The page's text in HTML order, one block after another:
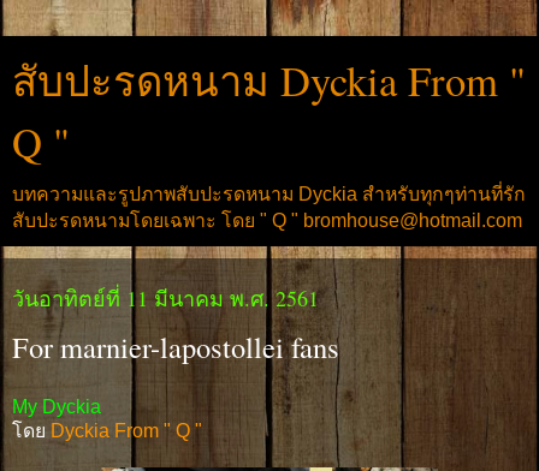
สับปะรดหนาม Dyckia From "
Q "
บทความและรูปภาพสับปะรดหนาม Dyckia สำหรับทุกๆท่านที่รัก
สับปะรดหนามโดยเฉพาะ โดย " Q " bromhouse@hotmail.com
วันอาทิตย์ที่ 11 มีนาคม พ.ศ. 2561
For marnier-lapostollei fans
My Dyckia
โดย Dyckia From " Q "